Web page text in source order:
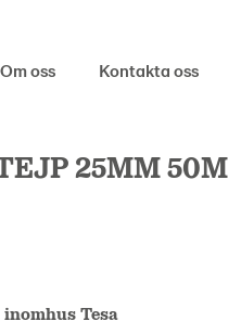
Om oss Kontakta oss
25MM 50M
Tesa